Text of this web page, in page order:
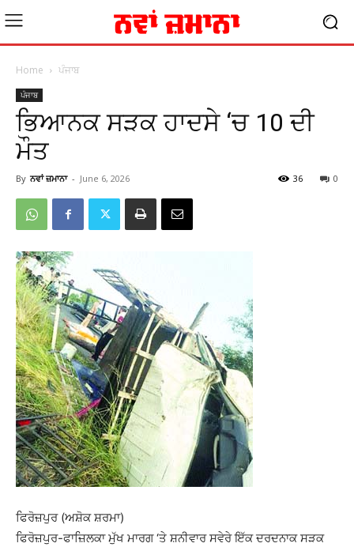
Home ਪੰਜਾਬ
ਪੰਜਾਬ
ਭਿਆਨਕ ਸੜਕ ਹਾਦਸੇ ‘ਚ 10 ਦੀ
ਮੌਤ
By ਨਵਾਂ ਜ਼ਮਾਨਾ - June 6, 2026 0
36
ਫਿਰੋਜ਼ਪੁਰ (ਅਸ਼ੋਕ ਸ਼ਰਮਾ)
ਫਿਰੋਜ਼ਪੁਰ-ਫਾਜ਼ਿਲਕਾ ਮੁੱਖ ਮਾਰਗ ‘ਤੇ ਸ਼ਨੀਵਾਰ ਸਵੇਰੇ ਇੱਕ ਦਰਦਨਾਕ ਸੜਕ